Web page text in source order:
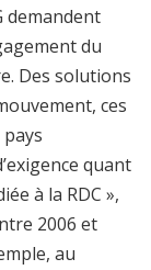
demandent
du
Des solutions
ces
quant
à la RDC »,
2006 et
au